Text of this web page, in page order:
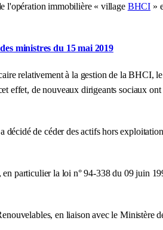
l'opération immobilière « village BHCI »
ministres du 15 mai 2019
relativement à la gestion de la
effet, de nouveaux dirigeants sociaux
décidé de céder des actifs hors
particulier la loi n° 94-338 du 09 juin
en liaison avec le